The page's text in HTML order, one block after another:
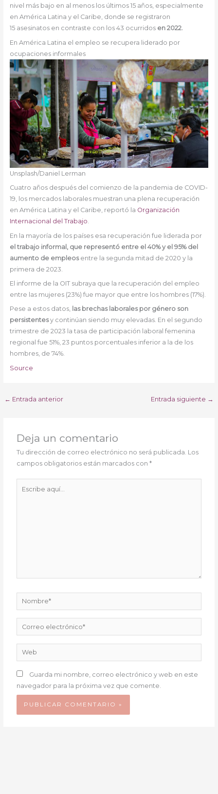
nivel más bajo en al menos los últimos 15 años, especialmente
en América Latina y el Caribe, donde se registraron
15 asesinatos en contraste con los 43 ocurridos en 2022.
En América Latina el empleo se recupera liderado por
ocupaciones informales
Unsplash/Daniel Lerman
Cuatro años después del comienzo de la pandemia de COVID-
19, los mercados laborales muestran una plena recuperación
en América Latina y el Caribe, reportó la Organización
Internacional del Trabajo.
En la mayoría de los países esa recuperación fue liderada por
el trabajo informal, que representó entre el 40% y el 95% del
aumento de empleosentre la segunda mitad de 2020 y la
primera de 2023.
El informe de la OIT subraya que la recuperación del empleo
entre las mujeres (23%) fue mayor que entre los hombres (17%).
Pese a estos datos, las brechas laborales por género son
persistentesy continúan siendo muy elevadas. En el segundo
trimestre de 2023 la tasa de participación laboral femenina
regional fue 51%, 23 puntos porcentuales inferior a la de los
hombres, de 74%.
Source
← Entrada anterior Entrada siguiente →
Deja un comentario
Tu dirección de correo electrónico no será publicada. Los
campos obligatorios están marcados con*
Nombre*
Correo
electrónico*
Web
Guarda mi nombre, correo electrónico y web en este
navegador para la próxima vez que comente.